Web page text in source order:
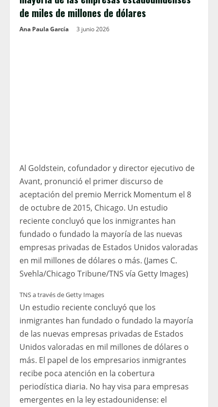
de miles de millones de dólares
Ana Paula García 3 junio 2026
Al Goldstein, cofundador y director ejecutivo de
Avant, pronunció el primer discurso de
aceptación del premio Merrick Momentum el 8
de octubre de 2015, Chicago. Un estudio
reciente concluyó que los inmigrantes han
fundado o fundado la mayoría de las nuevas
empresas privadas de Estados Unidos valoradas
en mil millones de dólares o más. (James C.
Svehla/Chicago Tribune/TNS vía Getty Images)
TNS a través de Getty Images
Un estudio reciente concluyó que los
inmigrantes han fundado o fundado la mayoría
de las nuevas empresas privadas de Estados
Unidos valoradas en mil millones de dólares o
más. El papel de los empresarios inmigrantes
recibe poca atención en la cobertura
periodística diaria. No hay visa para empresas
emergentes en la ley estadounidense: el